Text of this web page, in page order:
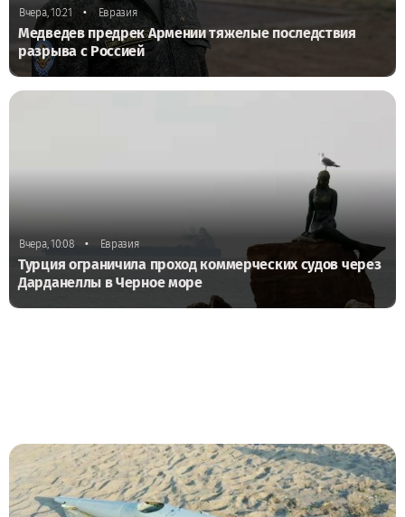
Вчера, 10:21 • Евразия
Медведев предрек Армении тяжелые последствия
разрыва с Россией
Вчера, 10:08 • Евразия
Турция ограничила проход коммерческих судов через
Дарданеллы в Черное море